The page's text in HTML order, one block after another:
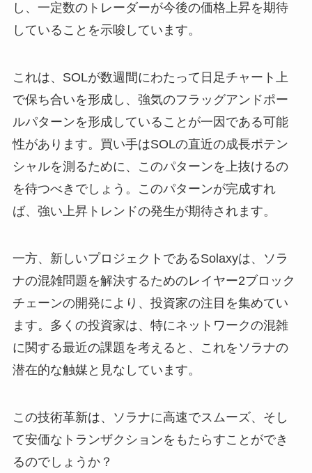
し、一定数のトレーダーが今後の価格上昇を期待
していることを示唆しています。
これは、SOLが数週間にわたって日足チャート上
で保ち合いを形成し、強気のフラッグアンドポー
ルパターンを形成していることが一因である可能
性があります。買い手はSOLの直近の成長ポテン
シャルを測るために、このパターンを上抜けるの
を待つべきでしょう。このパターンが完成すれ
ば、強い上昇トレンドの発生が期待されます。
一方、新しいプロジェクトであるSolaxyは、ソラ
ナの混雑問題を解決するためのレイヤー2ブロック
チェーンの開発により、投資家の注目を集めてい
ます。多くの投資家は、特にネットワークの混雑
に関する最近の課題を考えると、これをソラナの
潜在的な触媒と見なしています。
この技術革新は、ソラナに高速でスムーズ、そし
て安価なトランザクションをもたらすことができ
るのでしょうか？